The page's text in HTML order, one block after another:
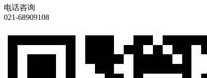
电话咨询
021-68909108